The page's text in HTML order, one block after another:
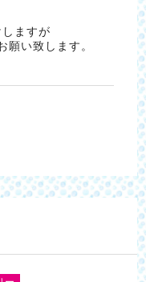
ますが
い致します。